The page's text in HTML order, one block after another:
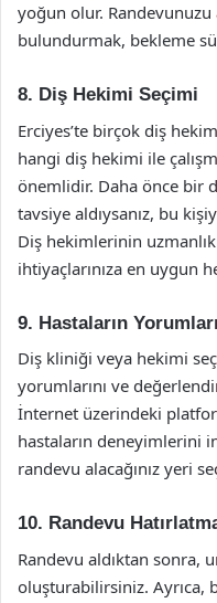
yoğun olur.
bulundurmak, bekleme
8. Diş Hekimi Seçimi
Erciyes’te birçok diş
hangi diş hekimi ile
önemlidir. Daha önce bir
tavsiye aldıysanız, bu
Diş hekimlerinin
ihtiyaçlarınıza en uygun
9. Hastaların
Diş kliniği veya hekimi
yorumlarını ve
İnternet üzerindeki
hastaların deneyimlerini
randevu alacağınız yeri
10. Randevu
Randevu aldıktan sonra,
oluşturabilirsiniz. Ayrıca,